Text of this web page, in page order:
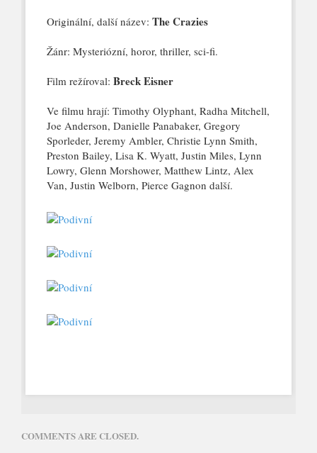
Originální, další název: The Crazies
Žánr: Mysteriózní, horor, thriller, sci-fi.
Film režíroval: Breck Eisner
Ve filmu hrají: Timothy Olyphant, Radha Mitchell,
Joe Anderson, Danielle Panabaker, Gregory
Sporleder, Jeremy Ambler, Christie Lynn Smith,
Preston Bailey, Lisa K. Wyatt, Justin Miles, Lynn
Lowry, Glenn Morshower, Matthew Lintz, Alex
Van, Justin Welborn, Pierce Gagnon další.
COMMENTS ARE CLOSED.